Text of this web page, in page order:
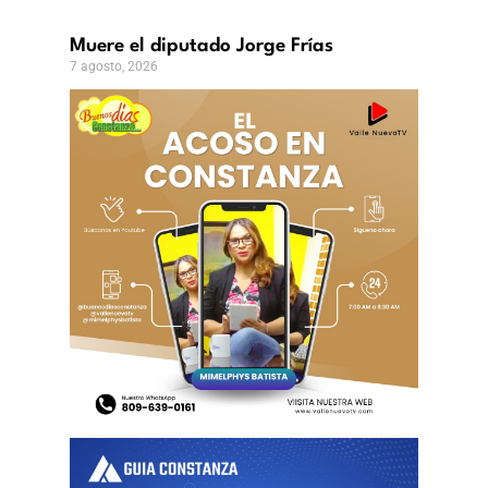
Muere el diputado Jorge Frías
7 agosto, 2026